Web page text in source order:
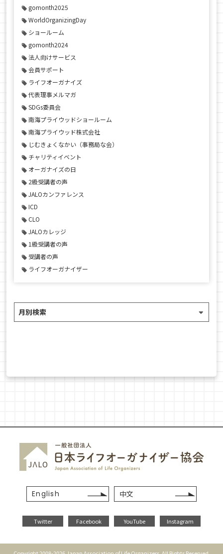
gomonth2025
WorldOrganizingDay
ショールーム
gomonth2024
法人向けサービス
会員サポート
ライフオーガナイズ
代表理事メルマガ
SDGs委員会
南海プライウッドショールーム
南海プライウッド株式会社
じむきょくなかい（事務局な会）
チャリティイベント
オーガナイズの日
2級受講者の声
JALOカンファレンス
ICD
CLO
JALOカレッジ
1級受講者の声
受講者の声
ライフオーガナイザー
English 中文
Twitter Facebook YouTube Instagram